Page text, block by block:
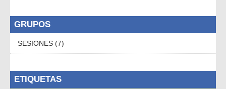
GRUPOS
SESIONES (7)
ETIQUETAS